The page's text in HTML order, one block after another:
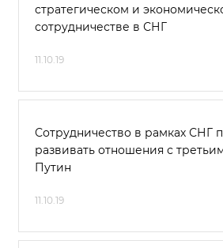
стратегическом и
сотрудничестве в СНГ
11.10.19
Сотрудничество в рамках СНГ
развивать отношения с
Путин
11.10.19